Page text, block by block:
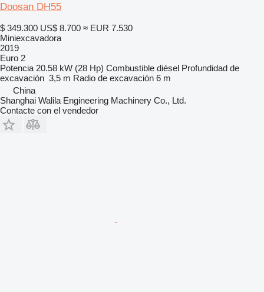
Doosan DH55
$ 349.300 US$ 8.700 ≈ EUR 7.530
Miniexcavadora
2019
Euro 2
Potencia 20.58 kW (28 Hp) Combustible diésel Profundidad de
excavación 3,5 m Radio de excavación 6 m
China
Shanghai Walila Engineering Machinery Co., Ltd.
Contacte con el vendedor